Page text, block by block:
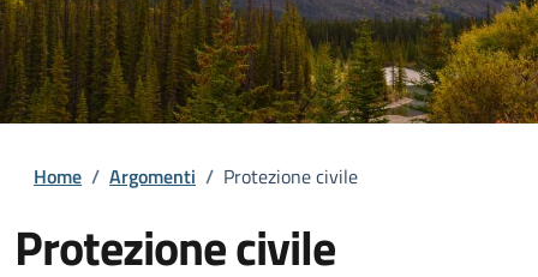
Home / Argomenti / Protezione civile
Protezione civile